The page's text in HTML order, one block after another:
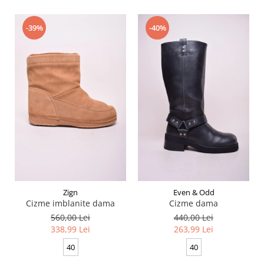
-39%
Zign
Cizme imblanite dama
560,00 Lei
338,99 Lei
40
-40%
Even & Odd
Cizme dama
440,00 Lei
263,99 Lei
40